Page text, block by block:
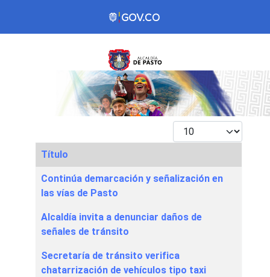
Mostrar #
Articles
Título
Continúa demarcación y señalización en
las vías de Pasto
Alcaldía invita a denunciar daños de
señales de tránsito
Secretaría de tránsito verifica
chatarrización de vehículos tipo taxi